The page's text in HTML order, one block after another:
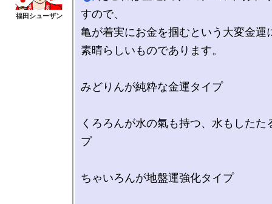
すので、
亀が着実にお金を掴むという大変金運
素晴らしいものであります。
みどりんが純粋な金運タイプ
くろろんが水の氣も持つ、水もしたた
プ
ちゃいろんが地盤運強化タイプ